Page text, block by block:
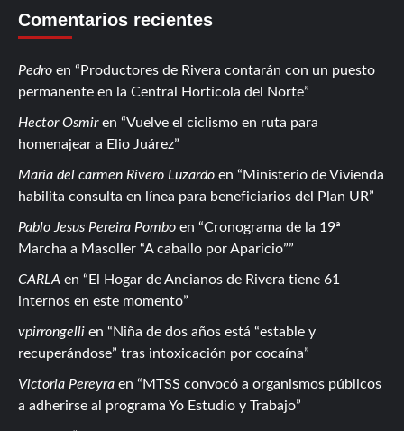
Comentarios recientes
Pedro en
Productores de Rivera contarán con un puesto
permanente en la Central Hortícola del Norte
Hector Osmiren
Vuelve el ciclismo en ruta para
homenajear a Elio Juárez
Maria del carmen Rivero Luzardo en
Ministerio de Vivienda
habilita consulta en línea para beneficiarios del Plan UR
Pablo Jesus Pereira Pombo en
Cronograma de la 19ª
Marcha a Masoller “A caballo por Aparicio”
CARLA en
El Hogar de Ancianos de Rivera tiene 61
internos en este momento
vpirrongelli en
Niña de dos años está “estable y
recuperándose” tras intoxicación por cocaína
Victoria Pereyra en
MTSS convocó a organismos públicos
a adherirse al programa Yo Estudio y Trabajo